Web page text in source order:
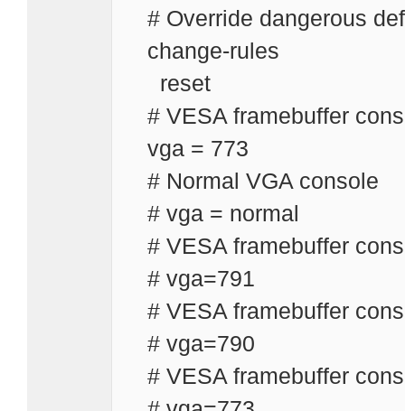
# Override dangerous
change-rules
reset
# VESA framebuffer
vga = 773
# Normal VGA console
# vga = normal
# VESA framebuffer
# vga=791
# VESA framebuffer
# vga=790
# VESA framebuffer